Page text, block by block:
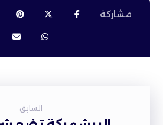
السابق